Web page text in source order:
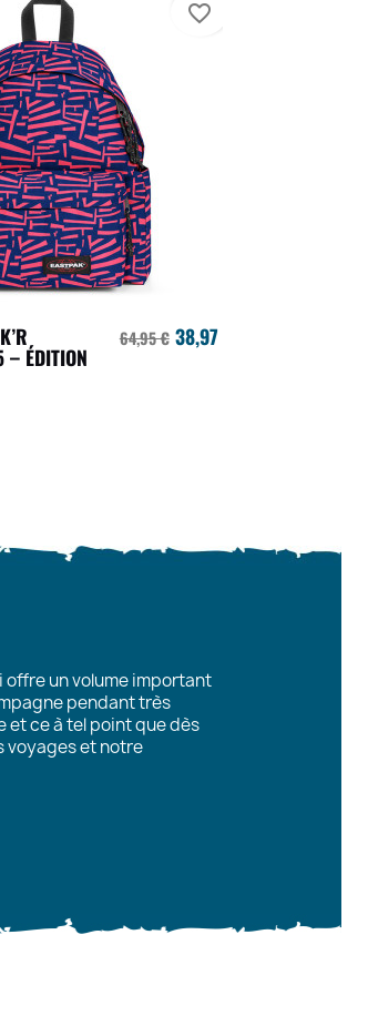
– ÉDITION
64,95 € 38,97 €
favorite_border
offre un volume important
pendant très
et ce à tel point que dès
voyages et notre